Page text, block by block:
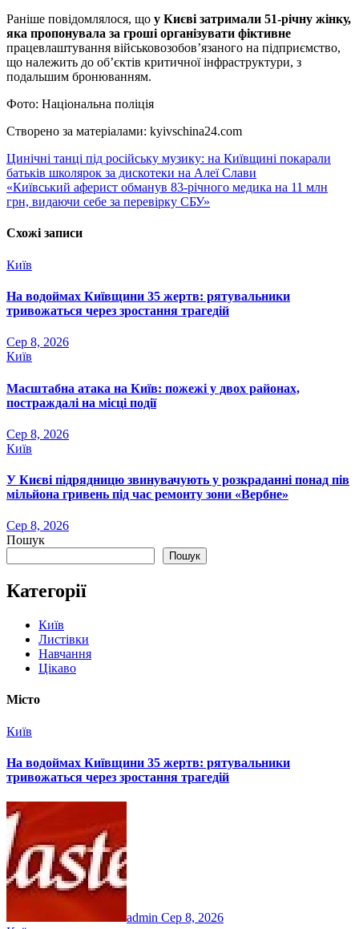
Раніше повідомлялося, що у Києві затримали 51-річну жінку,
яка пропонувала за гроші організувати фіктивне
працевлаштування військовозобов’язаного на підприємство,
що належить до об’єктів критичної інфраструктури, з
подальшим бронюванням.
Фото: Національна поліція
Створено за матеріалами: kyivschina24.com
Навігація
записів
Цинічні танці під російську музику: на Київщині покарали
батьків школярок за дискотеки на Алеї Слави
«Київський аферист обманув 83-річного медика на 11 млн
грн, видаючи себе за перевірку СБУ»
Схожі записи
Київ
На водоймах Київщини 35 жертв: рятувальники
тривожаться через зростання трагедій
Сер 8, 2026
Київ
Масштабна атака на Київ: пожежі у двох районах,
постраждалі на місці події
Сер 8, 2026
Київ
У Києві підрядницю звинувачують у розкраданні понад пів
мільйона гривень під час ремонту зони «Вербне»
Сер 8, 2026
Пошук
Пошук
Категорії
Київ
Листівки
Навчання
Цікаво
Місто
Київ
На водоймах Київщини 35 жертв: рятувальники
тривожаться через зростання трагедій
admin Сер 8, 2026